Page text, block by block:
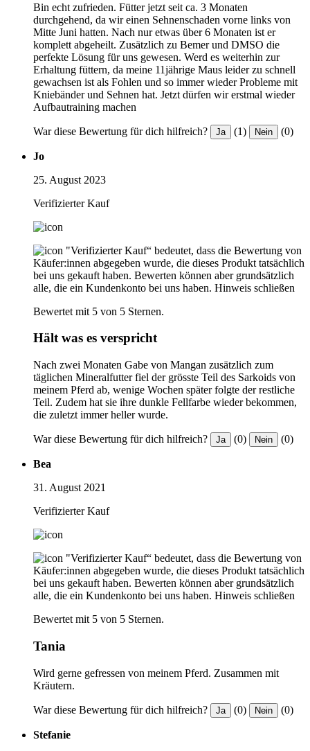
Bin echt zufrieden. Fütter jetzt seit ca. 3 Monaten
durchgehend, da wir einen Sehnenschaden vorne links von
Mitte Juni hatten. Nach nur etwas über 6 Monaten ist er
komplett abgeheilt. Zusätzlich zu Bemer und DMSO die
perfekte Lösung für uns gewesen. Werd es weiterhin zur
Erhaltung füttern, da meine 11jährige Maus leider zu schnell
gewachsen ist als Fohlen und so immer wieder Probleme mit
Kniebänder und Sehnen hat. Jetzt dürfen wir erstmal wieder
Aufbautraining machen
War diese Bewertung für dich hilfreich? Ja (1) Nein (0)
Jo
25. August 2023
Verifizierter Kauf
"Verifizierter Kauf“ bedeutet, dass die Bewertung von
Käufer:innen abgegeben wurde, die dieses Produkt tatsächlich
bei uns gekauft haben. Bewerten können aber grundsätzlich
alle, die ein Kundenkonto bei uns haben. Hinweis schließen
Bewertet mit 5 von 5 Sternen.
Hält was es verspricht
Nach zwei Monaten Gabe von Mangan zusätzlich zum
täglichen Mineralfutter fiel der grösste Teil des Sarkoids von
meinem Pferd ab, wenige Wochen später folgte der restliche
Teil. Zudem hat sie ihre dunkle Fellfarbe wieder bekommen,
die zuletzt immer heller wurde.
War diese Bewertung für dich hilfreich? Ja (0) Nein (0)
Bea
31. August 2021
Verifizierter Kauf
"Verifizierter Kauf“ bedeutet, dass die Bewertung von
Käufer:innen abgegeben wurde, die dieses Produkt tatsächlich
bei uns gekauft haben. Bewerten können aber grundsätzlich
alle, die ein Kundenkonto bei uns haben. Hinweis schließen
Bewertet mit 5 von 5 Sternen.
Tania
Wird gerne gefressen von meinem Pferd. Zusammen mit
Kräutern.
War diese Bewertung für dich hilfreich? Ja (0) Nein (0)
Stefanie